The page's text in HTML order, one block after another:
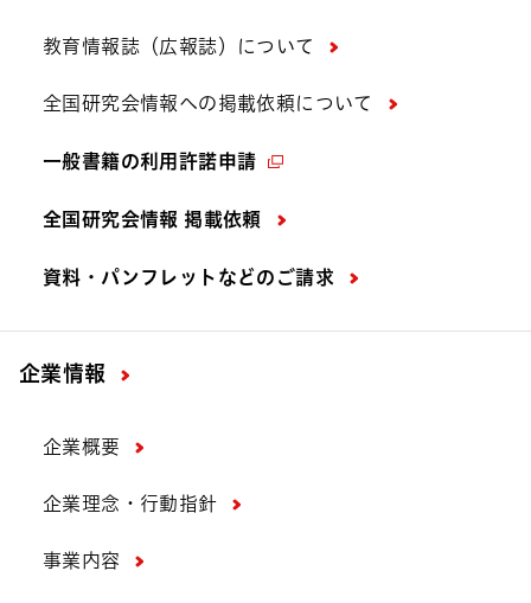
教育情報誌（広報誌）について
全国研究会情報への掲載依頼について
一般書籍の利用許諾申請
全国研究会情報 掲載依頼
資料・パンフレットなどの ご請求
企業情報
企業概要
企業理念・行動指針
事業内容